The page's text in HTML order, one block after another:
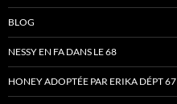
BLOG
NESSY EN FA DANS LE 68
HONEY ADOPTÉE PAR ERIKA DÉPT 67